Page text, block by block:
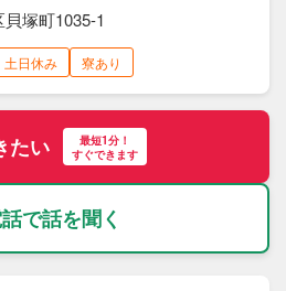
塚町1035-1
土日休み 寮あり
たい
最短1分！
すぐできます
で話を聞く